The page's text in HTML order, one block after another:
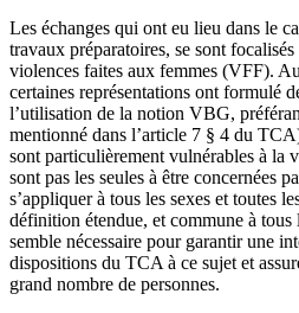
Les échanges qui ont eu lieu dans le
travaux préparatoires, se sont
violences faites aux femmes (VFF).
certaines représentations ont formulé
l’utilisation de la notion VBG,
mentionné dans l’article 7 § 4 du
sont particulièrement vulnérables à la
sont pas les seules à être concernées
s’appliquer à tous les sexes et toutes
définition étendue, et commune à tous
semble nécessaire pour garantir une
dispositions du TCA à ce sujet et
grand nombre de personnes.